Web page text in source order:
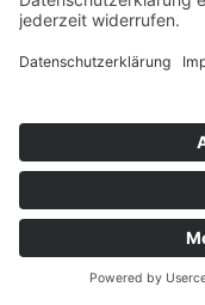
unverbindlich mit
Jobbörse das
neuen Job suchen.